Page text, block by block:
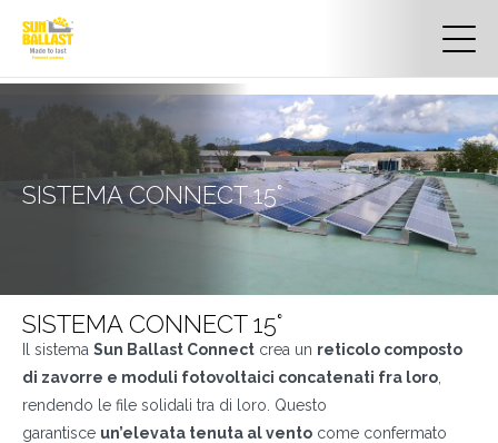
SISTEMA CONNECT 15°
SISTEMA CONNECT 15°
Il sistema Sun Ballast Connect crea un reticolo composto
di zavorre e moduli fotovoltaici concatenati fra loro
rendendo le file solidali tra di loro. Questo
garantisce un’elevata tenuta al vento come confermato